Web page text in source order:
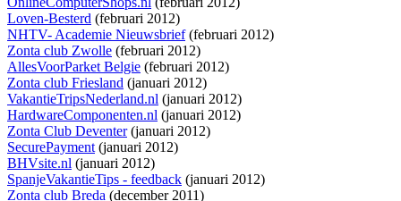
Loven-Besterd (februari 2012)
NHTV- Academie Nieuwsbrief(februari 2012)
Zonta club Zwolle (februari 2012)
AllesVoorParket Belgie (februari 2012)
Zonta club Friesland (januari 2012)
VakantieTripsNederland.nl (januari 2012)
HardwareComponenten.nl (januari 2012)
Zonta Club Deventer(januari 2012)
SecurePayment(januari 2012)
BHVsite.nl (januari 2012)
SpanjeVakantieTips - feedback (januari 2012)
Zonta club Breda (december 2011)